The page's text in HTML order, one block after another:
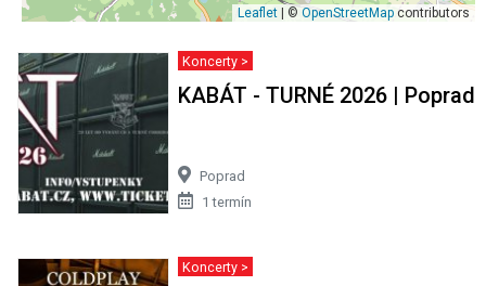
Leaflet | © OpenStreetMap contributors
Koncerty >
KABÁT - TURNÉ 2026 | Poprad
Poprad
1 termín
Koncerty >